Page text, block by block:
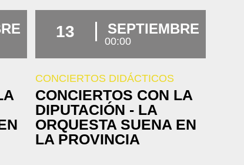
13 SEPTIEMBRE
00:00
CONCIERTOS DIDÁCTICOS
CONCIERTOS CON LA
DIPUTACIÓN - LA
ORQUESTA SUENA EN
LA PROVINCIA